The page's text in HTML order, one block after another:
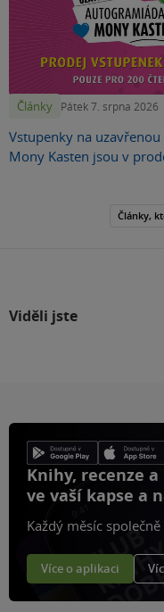
Články Pátek 7. srpna 2026
Vstupenky na
Mony Kasten jsou v
Články,
Viděli jste
Knihy, recenze
ve vaší kapse a
Každý měsíc
Více o aplikaci